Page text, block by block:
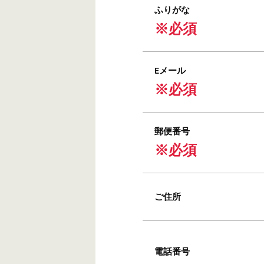
ふりがな
※必須
Eメール
※必須
郵便番号
※必須
ご住所
電話番号